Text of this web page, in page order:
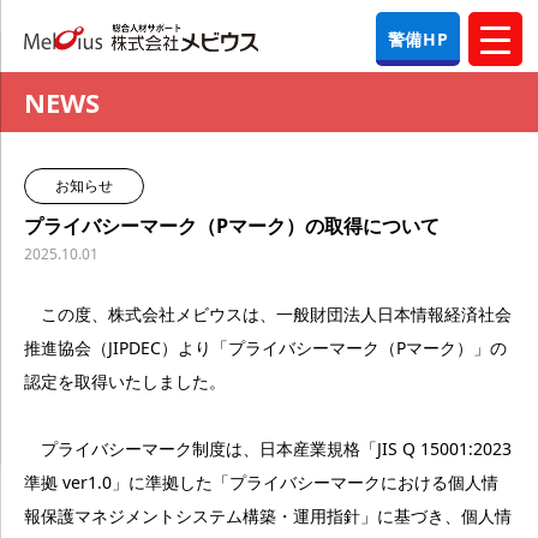
警備HP
NEWS
お知らせ
プライバシーマーク（Pマーク）の取得について
2025.10.01
この度、株式会社メビウスは、一般財団法人日本情報経済社会
推進協会（JIPDEC）より「プライバシーマーク（Pマーク）」の
認定を取得いたしました。
プライバシーマーク制度は、日本産業規格「JIS Q 15001:2023
準拠 ver1.0」に準拠した「プライバシーマークにおける個人情
報保護マネジメントシステム構築・運用指針」に基づき、個人情